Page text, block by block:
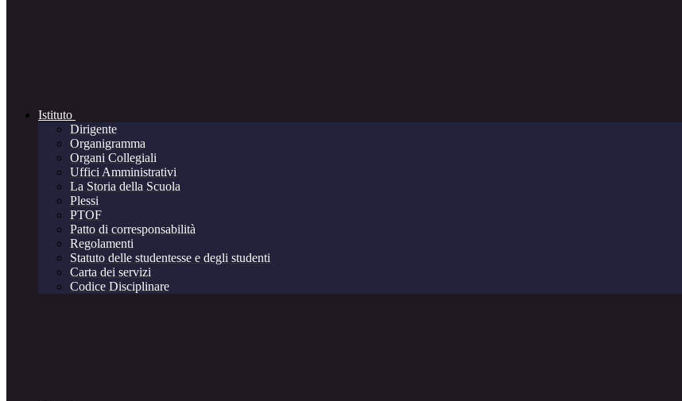
Istituto
Dirigente
Organigramma
Organi Collegiali
Uffici Amministrativi
La Storia della Scuola
Plessi
PTOF
Patto di corresponsabilità
Regolamenti
Statuto delle studentesse e degli studenti
Carta dei servizi
Codice Disciplinare